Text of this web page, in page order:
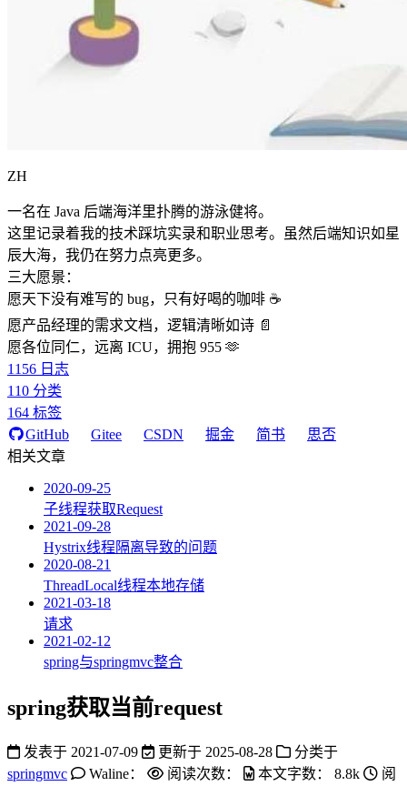
ZH
一名在 Java 后端海洋里扑腾的游泳健将。
这里记录着我的技术踩坑实录和职业思考。虽然后端知识如星
辰大海，我仍在努力点亮更多。
三大愿景：
愿天下没有难写的 bug，只有好喝的咖啡 ☕️
愿产品经理的需求文档，逻辑清晰如诗 📄
愿各位同仁，远离 ICU，拥抱 955 🫶
1156 日志
110 分类
164 标签
GitHub
Gitee CSDN 掘金 简书
思否
相关文章
2020-09-25
子线程获取Request
2021-09-28
Hystrix线程隔离导致的问题
2020-08-21
ThreadLocal线程本地存储
2021-03-18
请求
2021-02-12
spring与springmvc整合
spring获取当前request
发表于 2021-07-09 更新于 2025-08-28
分类于
springmvc
Waline： 阅读次数： 本文字数： 8.8k
阅